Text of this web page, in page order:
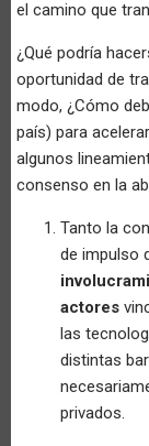
el camino que
¿Qué podría
oportunidad de
modo, ¿Cómo
país) para
algunos
consenso en la
Tanto la
de impulso
actores
las
distintas
privados.